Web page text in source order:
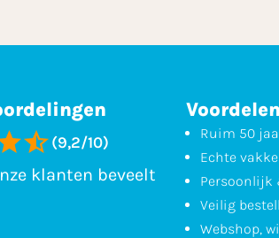
(9,2/10)
klanten beveelt
Voordelen
Ruim 50
Echte
Persoonlijk
Veilig
Webshop,